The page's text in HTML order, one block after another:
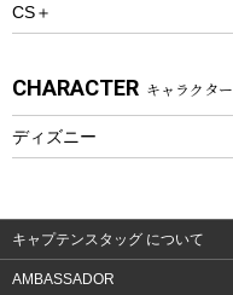
ウェルネス
ウェア、タオル
ウェア
CS＋
CHARACTER キャラクター
ディズニー
キャプテンスタッグ について
AMBASSADOR